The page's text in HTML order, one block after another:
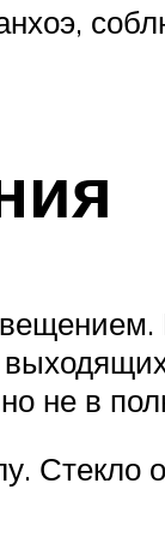
не в
Стекло